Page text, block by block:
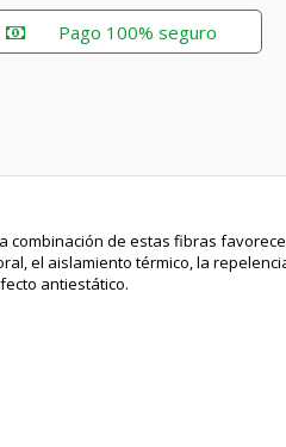
Pago 100% seguro
combinación de estas fibras
el aislamiento térmico, la
antiestático.